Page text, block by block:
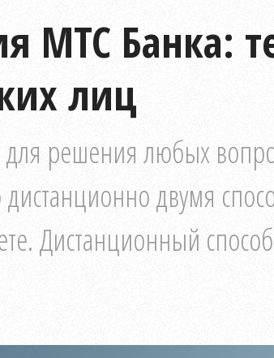
МТС Банка:
лиц
решения любых
двумя
Дистанционный